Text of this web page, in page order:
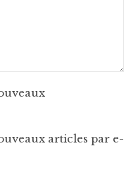
articles par e-